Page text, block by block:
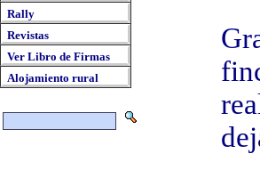
Rally
Revistas
Ver Libro de Firmas
Alojamiento rural